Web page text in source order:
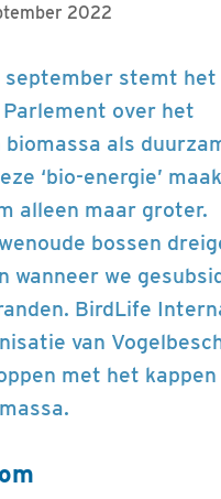
2022
september stemt het
over het
als
‘bio-energie’
alleen maar groter.
bossen
wanneer we
BirdLife
van
met het kappen